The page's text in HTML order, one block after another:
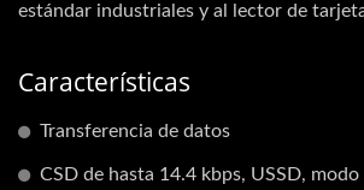
estándar industriales y al lector de
Características
Transferencia de datos
CSD de hasta 14.4 kbps, USSD,